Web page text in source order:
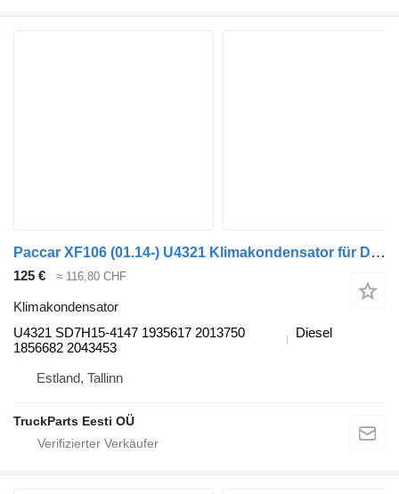
Paccar XF106 (01.14-) U4321 Klimakondensator für DAF XF106 (2014-) Sattelzugmaschine
125 € ≈ 116,80 CHF
Klimakondensator
U4321 SD7H15-4147 1935617 2013750
1856682 2043453
Diesel
Estland, Tallinn
TruckParts Eesti OÜ